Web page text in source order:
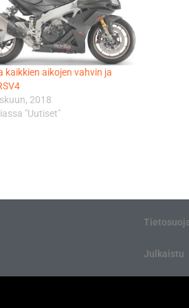
kaikkien aikojen vahvin ja
2018
"Uutiset"
Julkaistu